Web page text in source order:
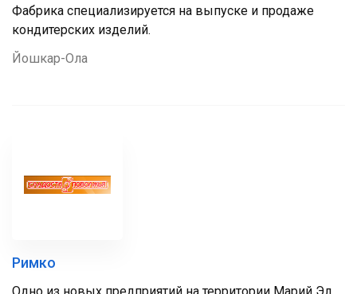
Фабрика специализируется на выпуске и продаже
кондитерских изделий.
Йошкар-Ола
Римко